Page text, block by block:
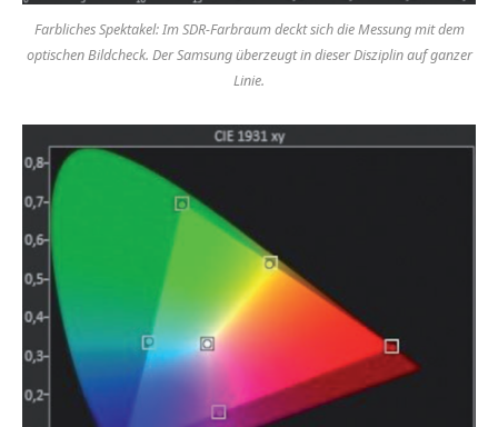
Farbliches Spektakel: Im SDR-Farbraum deckt sich die Messung mit dem
optischen Bildcheck. Der Samsung überzeugt in dieser Disziplin auf ganzer
Linie.